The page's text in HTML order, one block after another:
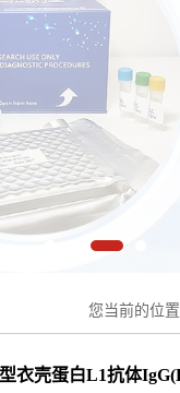
您当前的位置
衣壳蛋白L1抗体